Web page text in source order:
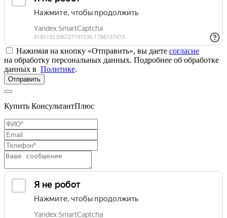
Нажимая на кнопку «Отправить», вы даете согласие
на обработку персональных данных. Подробнее об обработке
данных в Политике.
Отправить
Купить КонсультантПлюс